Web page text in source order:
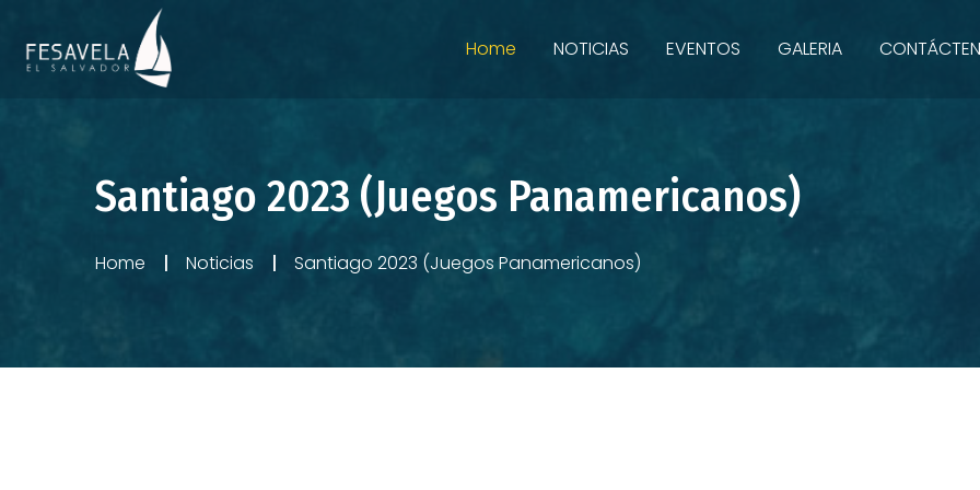
Home NOTICIAS EVENTOS GALERIA
Santiago 2023 (Juegos Panamericanos)
Home Noticias Santiago 2023 (Juegos Panamericanos)